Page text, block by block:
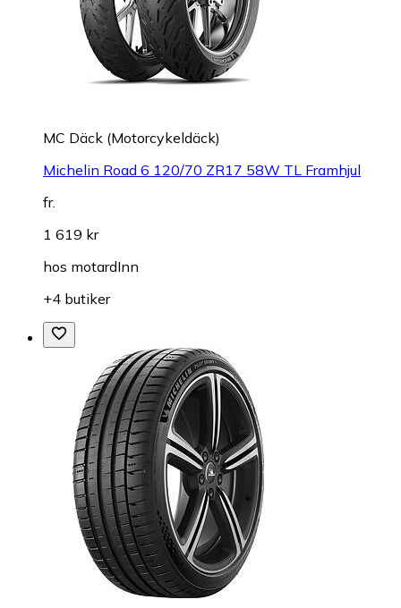
MC Däck (Motorcykeldäck)
Michelin Road 6 120/70 ZR17 58W TL Framhjul
fr.
1 619 kr
hos motardInn
+4 butiker